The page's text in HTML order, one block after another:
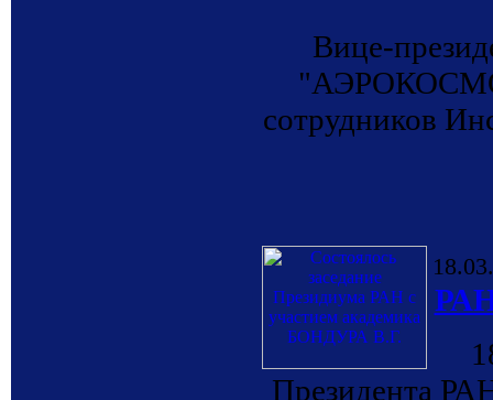
Вице-
сотрудников
Президента